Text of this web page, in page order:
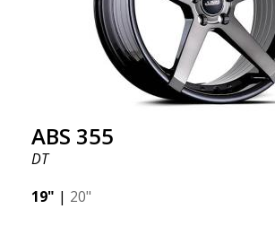
ABS 355
DT
19" | 20"